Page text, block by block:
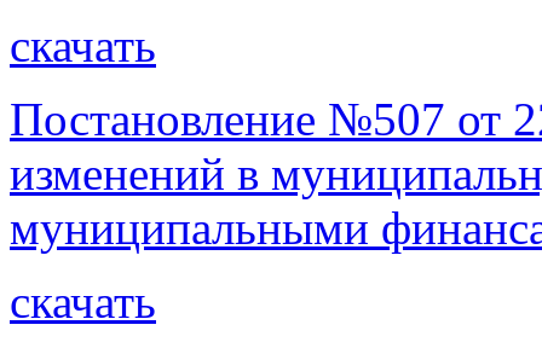
скачать
Постановление №507 от
изменений в
муниципальными
скачать